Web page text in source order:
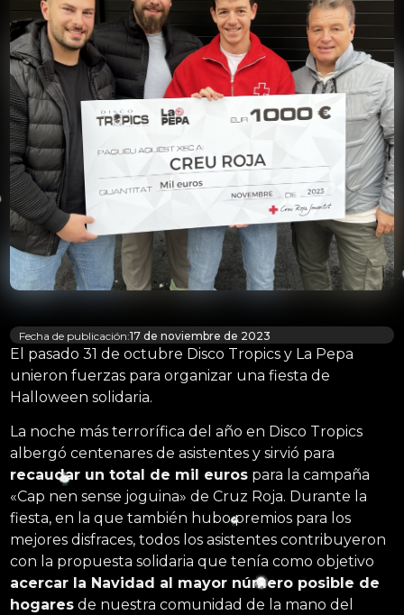
Fecha de publicación:17 de noviembre de 2023
El pasado 31 de octubre Disco Tropics y La Pepa
unieron fuerzas para organizar una fiesta de
Halloween solidaria.
La noche más terrorífica del año en Disco Tropics
albergó centenares de asistentes y sirvió para
recaudar un total de mil euros para la campaña
«Cap nen sense joguina» de Cruz Roja. Durante la
fiesta, en la que también hubo premios para los
mejores disfraces, todos los asistentes contribuyeron
con la propuesta solidaria que tenía como objetivo
acercar la Navidad al mayor número posible de
hogares de nuestra comunidad de la mano del